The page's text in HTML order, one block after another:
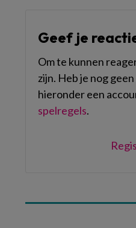
Geef je
Om te kunnen
zijn. Heb je nog
hieronder een
spelregels.